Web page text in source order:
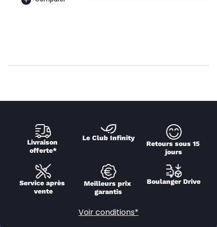
Livraison
offerte*
Le Club Infinity
Retours sous 15
jours
Service après
vente
Meilleurs prix
garantis
Boulanger Drive
Voir conditions*